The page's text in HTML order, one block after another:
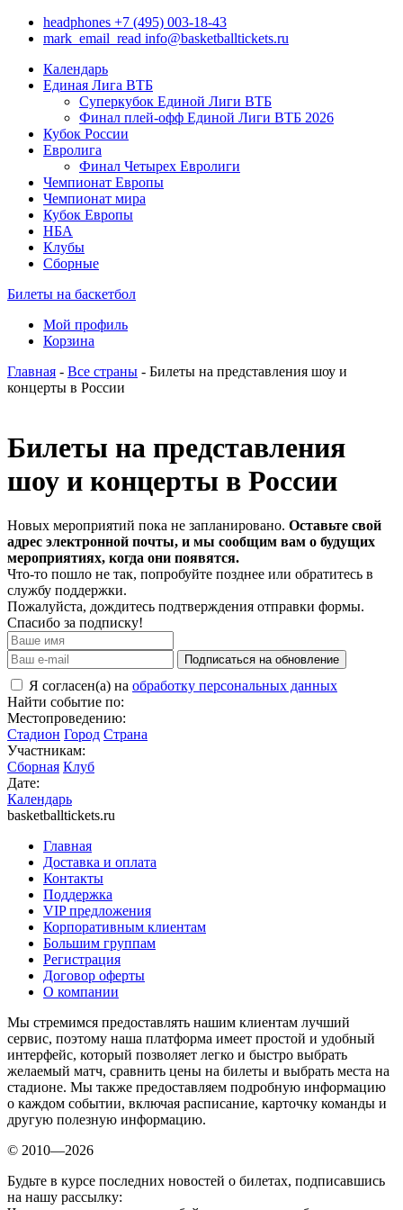
headphones +7 (495) 003-18-43
mark_email_read info@basketballtickets.ru
Календарь
Единая Лига ВТБ
Суперкубок Единой Лиги ВТБ
Финал плей-офф Единой Лиги ВТБ 2026
Кубок России
Евролига
Финал Четырех Евролиги
Чемпионат Европы
Чемпионат мира
Кубок Европы
НБА
Клубы
Сборные
Билеты на баскетбол
Мой профиль
Корзина
Главная - Все страны - Билеты на представления шоу и
концерты в России
Билеты на представления
шоу и концерты в России
Новых мероприятий пока не запланировано. Оставьте свой
адрес электронной почты, и мы сообщим вам о будущих
мероприятиях, когда они появятся.
Что-то пошло не так, попробуйте позднее или обратитесь в
службу поддержки.
Пожалуйста, дождитесь подтверждения отправки формы.
Спасибо за подписку!
Подписаться на обновление
Я согласен(а) на обработку персональных данных
Найти событие по:
Местопроведению:
Стадион Город Страна
Участникам:
Сборная Клуб
Дате:
Календарь
basketballtickets.ru
Главная
Доставка и оплата
Контакты
Поддержка
VIP предложения
Корпоративным клиентам
Большим группам
Регистрация
Договор оферты
О компании
Мы стремимся предоставлять нашим клиентам лучший
сервис, поэтому наша платформа имеет простой и удобный
интерфейс, который позволяет легко и быстро выбрать
желаемый матч, сравнить цены на билеты и выбрать места на
стадионе. Мы также предоставляем подробную информацию
о каждом событии, включая расписание, карточку команды и
другую полезную информацию.
© 2010—2026
Будьте в курсе последних новостей о билетах, подписавшись
на нашу рассылку: